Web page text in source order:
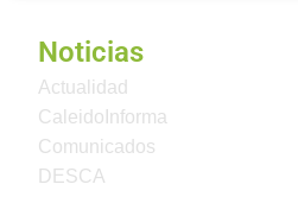
Noticias
Actualidad
CaleidoInforma
Comunicados
DESCA